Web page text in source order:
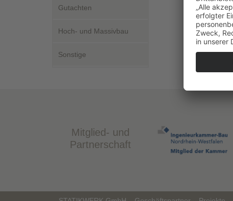
Gutachten
Hoch- und Massivbau
Sonstige
Mitglied- und
Partnerschaft